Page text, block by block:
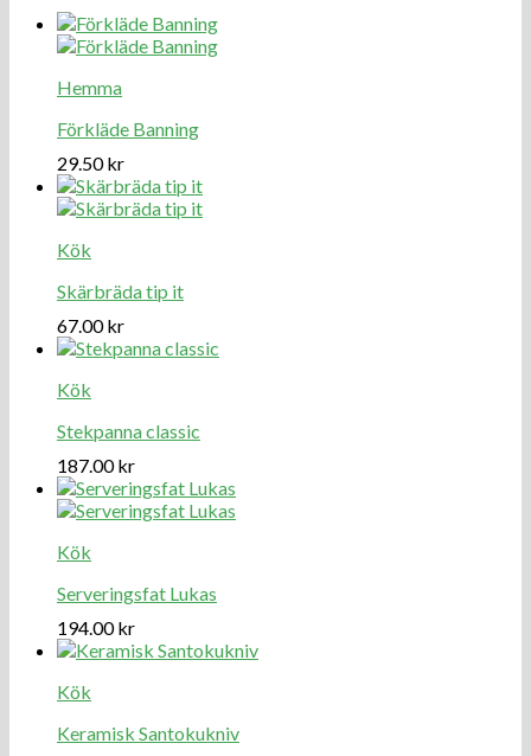
Hemma
Förkläde Banning
29.50kr
Kök
Skärbräda tip it
67.00kr
Kök
Stekpanna classic
187.00kr
Kök
Serveringsfat Lukas
194.00kr
Kök
Keramisk Santokukniv